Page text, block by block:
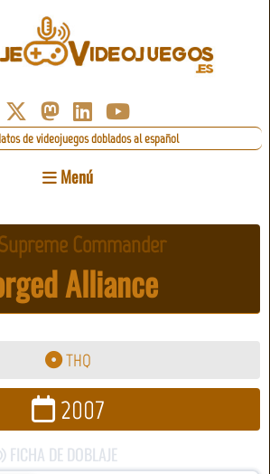
de videojuegos doblados al español
Menú
Commander
Alliance
THQ
2007
FICHA DE DOBLAJE